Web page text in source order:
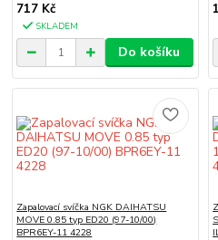
717 Kč
SKLADEM
Do košíku
Zapalovací svíčka NGK DAIHATSU
MOVE 0.85 typ ED20 (97-10/00)
BPR6EY-11 4228